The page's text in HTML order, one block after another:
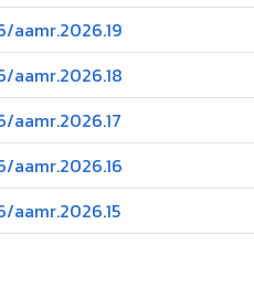
aamr.2026.19
aamr.2026.18
aamr.2026.17
aamr.2026.16
aamr.2026.15